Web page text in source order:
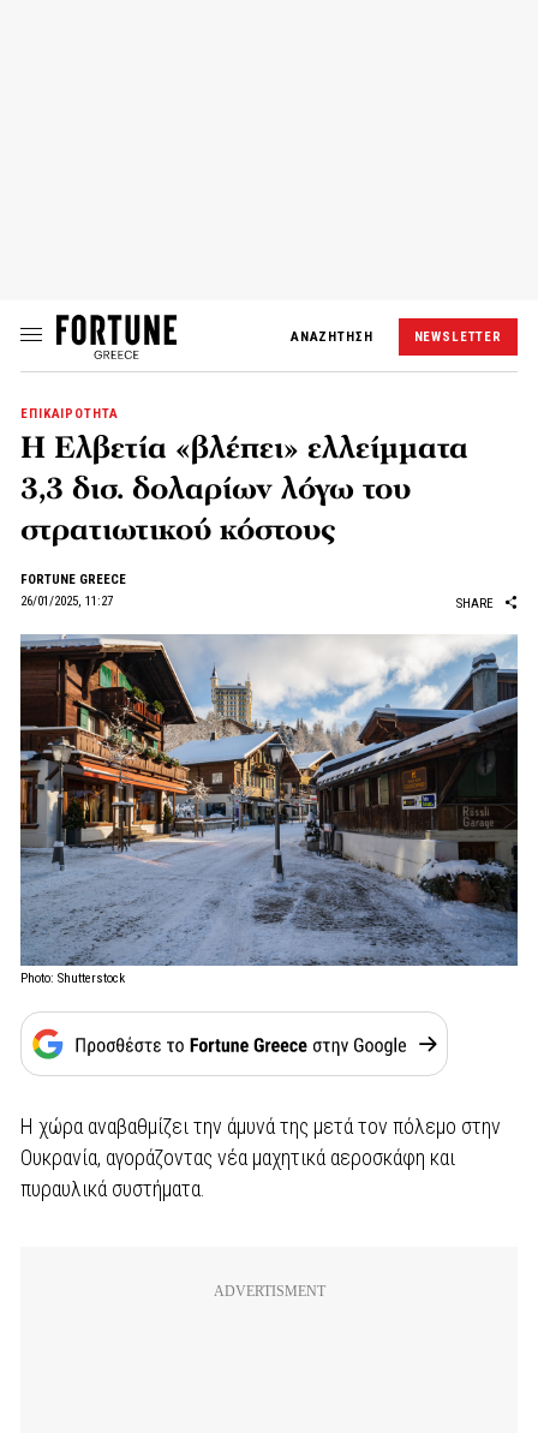
ΑΝΑΖΗΤΗΣΗ NEWSLETTER
ΕΠΙΚΑΙΡΟΤΗΤΑ
Η Ελβετία «βλέπει» ελλείμματα
3,3 δισ. δολαρίων λόγω του
στρατιωτικού κόστους
FORTUNE GREECE
26/01/2025, 11:27
SHARE
Photo: Shutterstock
Η χώρα αναβαθμίζει την άμυνά της μετά τον πόλεμο στην
Ουκρανία, αγοράζοντας νέα μαχητικά αεροσκάφη και
πυραυλικά συστήματα.